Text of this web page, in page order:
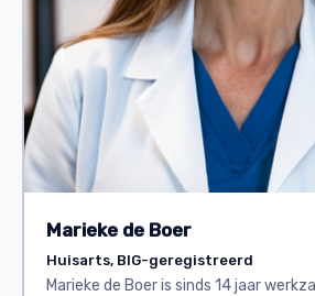
Marieke de Boer
Huisarts, BIG-geregistreerd
Marieke de Boer is sinds 14 jaar